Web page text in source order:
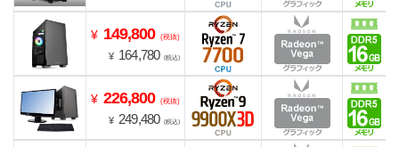
¥ 149,800 (税抜)
¥ 164,780 (税込)
¥ 226,800 (税抜)
¥ 249,480 (税込)